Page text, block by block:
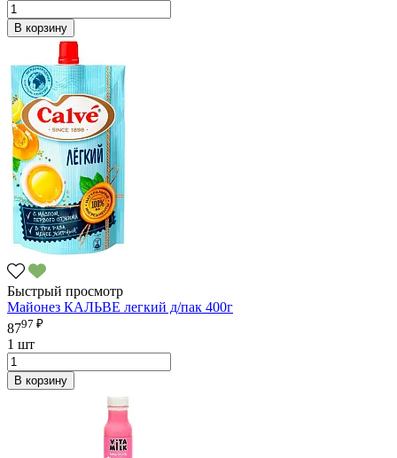
В корзину
Быстрый просмотр
Майонез КАЛЬВЕ легкий д/пак 400г
8797 ₽
1 шт
В корзину